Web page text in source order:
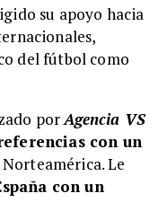
su apoyo hacia
del fútbol como
porAgencia VS
con un
Le
con un